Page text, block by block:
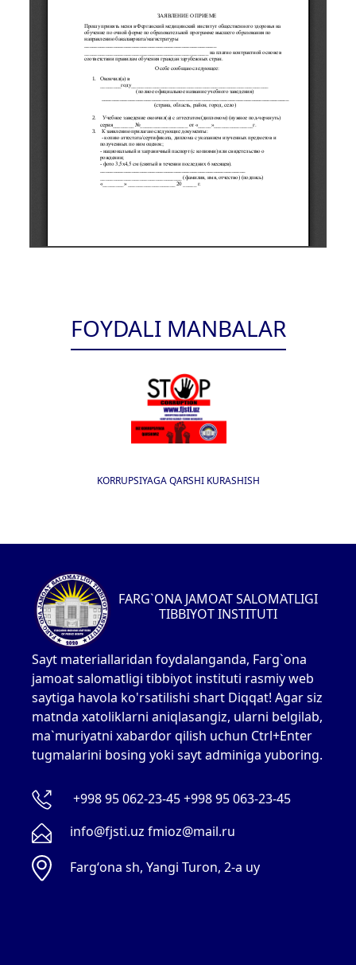
FOYDALI MANBALAR
KORRUPSIYAGA QARSHI KURASHISH
FARG`ONA JAMOAT SALOMATLIGI
TIBBIYOT INSTITUTI
Sayt materiallaridan foydalanganda, Farg`ona
jamoat salomatligi tibbiyot instituti rasmiy web
saytiga havola ko'rsatilishi shart Diqqat! Agar siz
matnda xatoliklarni aniqlasangiz, ularni belgilab,
ma`muriyatni xabardor qilish uchun Ctrl+Enter
tugmalarini bosing yoki sayt adminiga yuboring.
+998 95 062-23-45 +998 95 063-23-45
info@fjsti.uz fmioz@mail.ru
Fargʻona sh, Yangi Turon, 2-a uy